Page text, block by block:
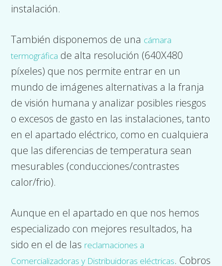
instalación.
También disponemos de una cámara
termográfica de alta resolución (640X480
píxeles) que nos permite entrar en un
mundo de imágenes alternativas a la franja
de visión humana y analizar posibles riesgos
o excesos de gasto en las instalaciones, tanto
en el apartado eléctrico, como en cualquiera
que las diferencias de temperatura sean
mesurables (conducciones/contrastes
calor/frio).
Aunque en el apartado en que nos hemos
especializado con mejores resultados, ha
sido en el de las reclamaciones a
Comercializadoras y Distribuidoras eléctricas. Cobros